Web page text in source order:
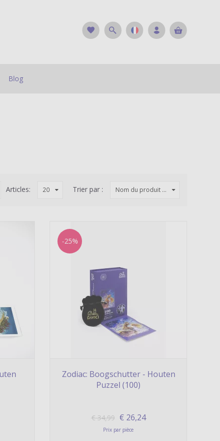
favorite
Blog
Trier par : Nom du produit ...
Articles: 20
-25%
Zodiac: Boogschutter - Houten
Puzzel (100)
€34,99 € 26,24
Prix par pièce